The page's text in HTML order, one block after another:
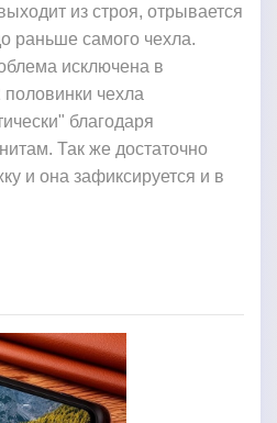
из строя, отрывается
раньше самого чехла.
исключена в
половинки чехла
благодаря
Так же достаточно
и она зафиксируется и в